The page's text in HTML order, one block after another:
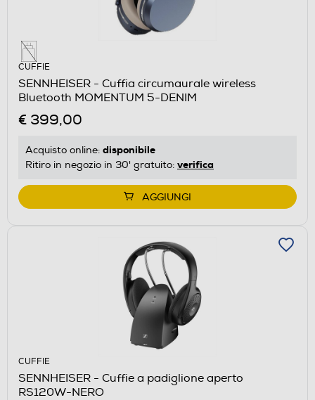
CUFFIE
SENNHEISER - Cuffia circumaurale wireless
Bluetooth MOMENTUM 5-DENIM
€ 399,00
Acquisto online: disponibile
Ritiro in negozio in 30' gratuito: verifica
AGGIUNGI
CUFFIE
SENNHEISER - Cuffie a padiglione aperto
RS120W-NERO